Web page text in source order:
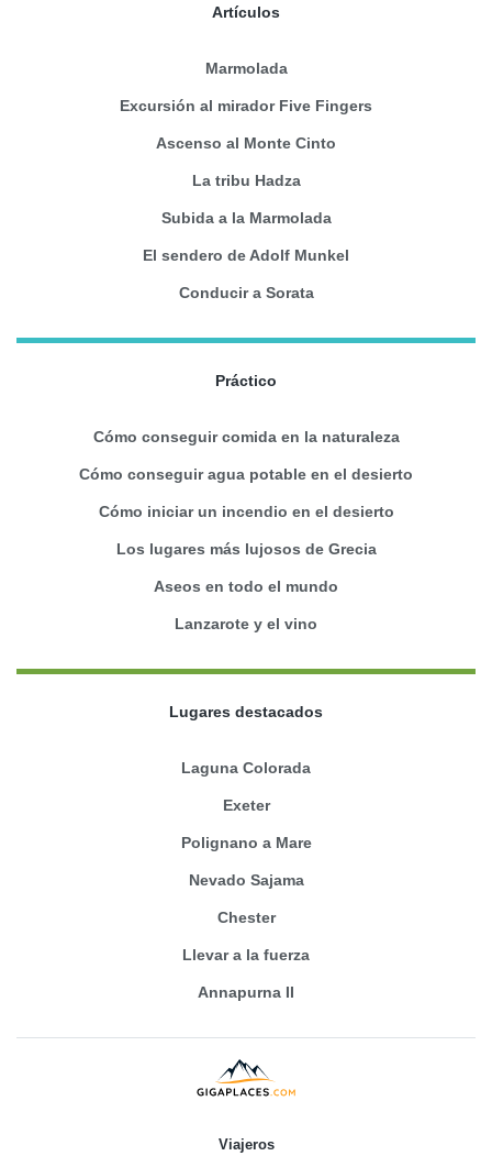
Artículos
Marmolada
Excursión al mirador Five Fingers
Ascenso al Monte Cinto
La tribu Hadza
Subida a la Marmolada
El sendero de Adolf Munkel
Conducir a Sorata
Práctico
Cómo conseguir comida en la naturaleza
Cómo conseguir agua potable en el desierto
Cómo iniciar un incendio en el desierto
Los lugares más lujosos de Grecia
Aseos en todo el mundo
Lanzarote y el vino
Lugares destacados
Laguna Colorada
Exeter
Polignano a Mare
Nevado Sajama
Chester
Llevar a la fuerza
Annapurna II
Viajeros